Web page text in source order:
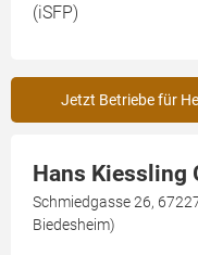
(iSFP)
Jetzt Betriebe für
Hans Kiessling
Schmiedgasse 26,
Biedesheim)